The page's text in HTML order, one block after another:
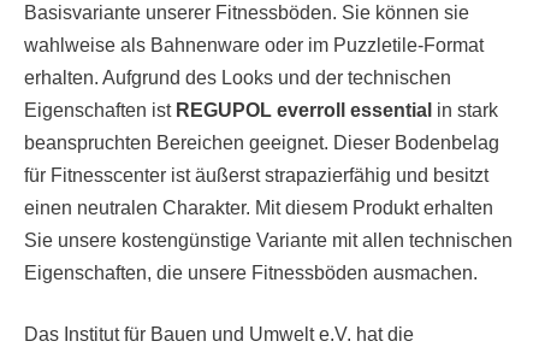
Basisvariante unserer Fitnessböden. Sie können sie
wahlweise als Bahnenware oder im Puzzletile-Format
erhalten. Aufgrund des Looks und der technischen
Eigenschaften ist REGUPOL everroll essential in stark
beanspruchten Bereichen geeignet. Dieser Bodenbelag
für Fitnesscenter ist äußerst strapazierfähig und besitzt
einen neutralen Charakter. Mit diesem Produkt erhalten
Sie unsere kostengünstige Variante mit allen technischen
Eigenschaften, die unsere Fitnessböden ausmachen.
Das Institut für Bauen und Umwelt e.V. hat die